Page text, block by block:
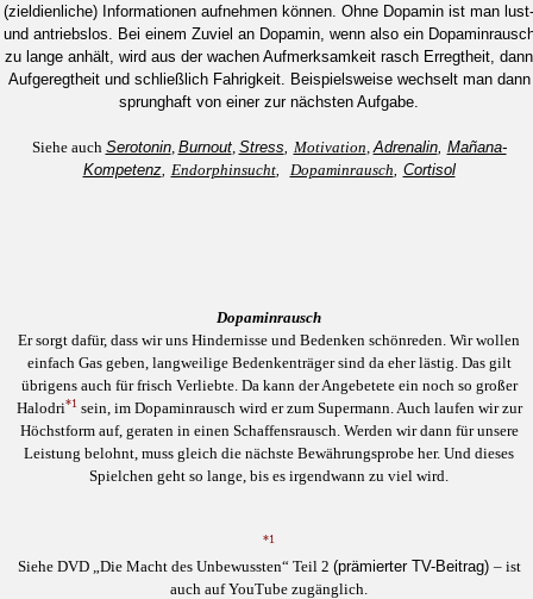
(zieldienliche) Informationen aufnehmen können. Ohne Dopamin ist man lust-
und antriebslos. Bei einem Zuviel an Dopamin, wenn also ein
zu lange anhält, wird aus der wachen Aufmerksamkeit rasch Erregtheit, dann
Aufgeregtheit und schließlich Fahrigkeit. Beispielsweise wechselt man dann
sprunghaft von einer zur nächsten Aufgabe.
Siehe auch Serotonin, Burnout, Stress Motivation Adrenalin, Mañana-
Kompetenz, Endorphinsucht, Dopaminrausch Cortisol
Dopaminrausch
Er sorgt dafür, dass wir uns Hindernisse und Bedenken schönreden. Wir wollen
einfach Gas geben, langweilige Bedenkenträger sind da eher lästig. Das gilt
übrigens auch für frisch Verliebte. Da kann der Angebetete ein noch so großer
Halodri*1sein, im Dopaminrausch wird er zum Supermann. Auch laufen wir zur
Höchstform auf, geraten in einen Schaffensrausch. Werden wir dann für unsere
Leistung belohnt, muss gleich die nächste Bewährungsprobe her. Und dieses
Spielchen geht so lange, bis es irgendwann zu viel wird.
*1
Siehe DVD „Die Macht des Unbewussten“ Teil 2 (prämierter TV-Beitrag) – ist
auch auf YouTube zugänglich.